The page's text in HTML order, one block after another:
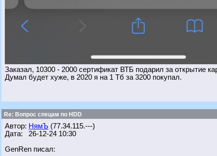
Заказал, 10300 - 2000 сертификат ВТБ подарил за открытие
Думал будет хуже, в 2020 я на 1 Тб за 3200 покупал.
Re: Вопрос спецам по HDD
Автор: НямЪ (77.34.115.---)
Дата: 26-12-24 10:30
GenRen писал: